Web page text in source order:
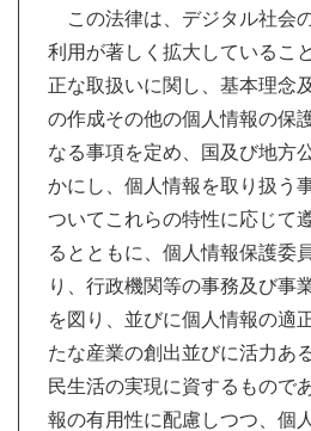
この法律は、デジタル社会
利用が著しく拡大しているこ
正な取扱いに関し、基本理念
の作成その他の個人情報の保
なる事項を定め、国及び地方
かにし、個人情報を取り扱う
ついてこれらの特性に応じて
るとともに、個人情報保護委
り、行政機関等の事務及び事
を図り、並びに個人情報の適
たな産業の創出並びに活力あ
民生活の実現に資するもので
報の有用性に配慮しつつ、個